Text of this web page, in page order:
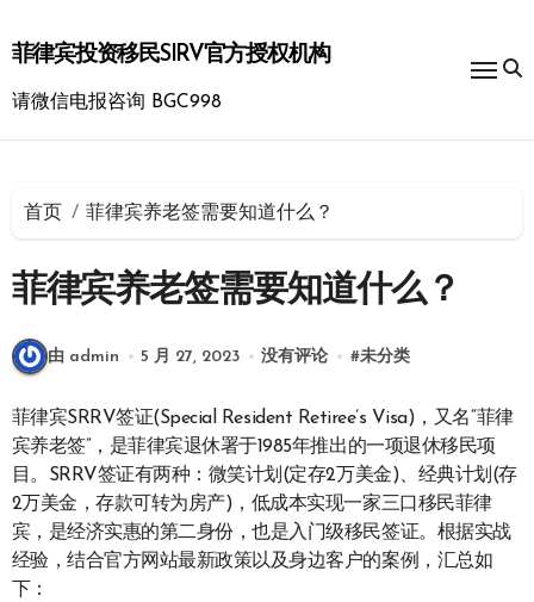
到
内
菲律宾投资移民SIRV官方授权机构
请微信电报咨询 BGC998
首页 菲律宾养老签需要知道什么？
菲律宾养老签需要知道什么？
由 admin 5 月 27, 2023 没有评论 #未分类
菲律宾SRRV签证(Special Resident Retiree’s Visa)，又名“菲律
宾养老签”，是菲律宾退休署于1985年推出的一项退休移民项
目。SRRV签证有两种：微笑计划(定存2万美金)、经典计划(存
2万美金，存款可转为房产)，低成本实现一家三口移民菲律
宾，是经济实惠的第二身份，也是入门级移民签证。根据实战
经验，结合官方网站最新政策以及身边客户的案例，汇总如
下：